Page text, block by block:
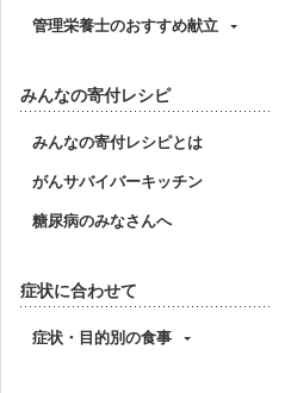
管理栄養士のおすすめ献立
みんなの寄付レシピ
みんなの寄付レシピとは
がんサバイバーキッチン
糖尿病のみなさんへ
症状に合わせて
症状・目的別の食事